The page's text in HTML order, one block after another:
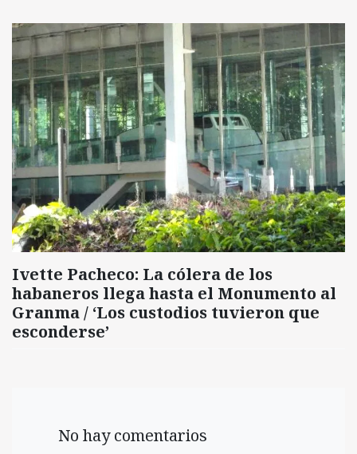
Ivette Pacheco: La cólera de los
habaneros llega hasta el Monumento al
Granma / ‘Los custodios tuvieron que
esconderse’
No hay comentarios